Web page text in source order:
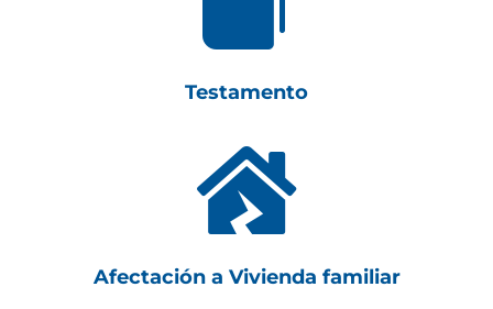
Testamento

Afectación a Vivienda familiar